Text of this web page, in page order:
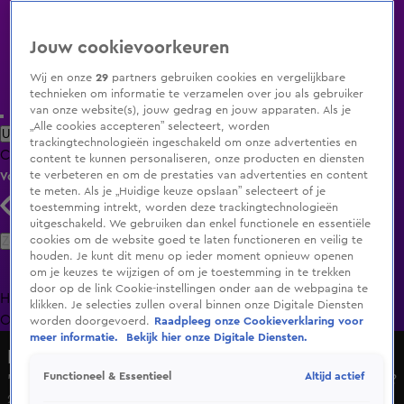
Uitzending Gemist Populaire programma's Zenders Genres
ClipsFilmsRadioSmart TV inlogShop
Volg KIJK
Zoeken
HomeUitzending Gemist Programma's De Bondgenoten
OranjezomerLivestreamsShop
"Mijn partner mag in mijn telefoon kijken". Eens / Oneens?
25 sep 2020, 19:34
Jouw cookievoorkeuren
Wij en onze29 partners gebruiken cookies en vergelijkbare
technieken om informatie te verzamelen over jou als gebruiker
van onze website(s), jouw gedrag en jouw apparaten. Als je
„Alle cookies accepteren” selecteert, worden
trackingtechnologieën ingeschakeld om onze advertenties en
content te kunnen personaliseren, onze producten en diensten
te verbeteren en om de prestaties van advertenties en content
te meten. Als je „Huidige keuze opslaan” selecteert of je
toestemming intrekt, worden deze trackingtechnologieën
uitgeschakeld. We gebruiken dan enkel functionele en essentiële
cookies om de website goed te laten functioneren en veilig te
houden. Je kunt dit menu op ieder moment opnieuw openen
om je keuzes te wijzigen of om je toestemming in te trekken
door op de link Cookie-instellingen onder aan de webpagina te
klikken. Je selecties zullen overal binnen onze Digitale Diensten
worden doorgevoerd.
Raadpleeg onze Cookieverklaring voor
meer informatie.
Bekijk hier onze Digitale Diensten.
Functioneel & Essentieel Altijd actief